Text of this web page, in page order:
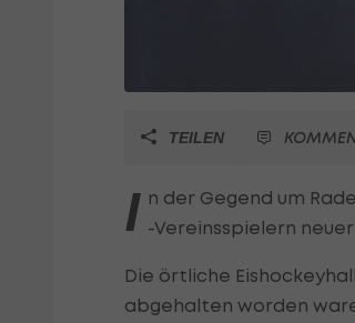
TEILEN
I n der Gegend um
-Vereinsspielern
Die örtliche
abgehalten worden